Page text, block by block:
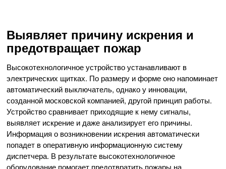
Выявляет причину искрения и
предотвращает пожар
Высокотехнологичное устройство устанавливают в
электрических щитках. По размеру и форме оно напоминает
автоматический выключатель, однако у инновации,
созданной московской компанией, другой принцип работы.
Устройство сравнивает приходящие к нему сигналы,
выявляет искрение и даже анализирует его причины.
Информация о возникновении искрения автоматически
попадет в оперативную информационную систему
диспетчера. В результате высокотехнологичное
оборудование помогает предотвратить пожары на